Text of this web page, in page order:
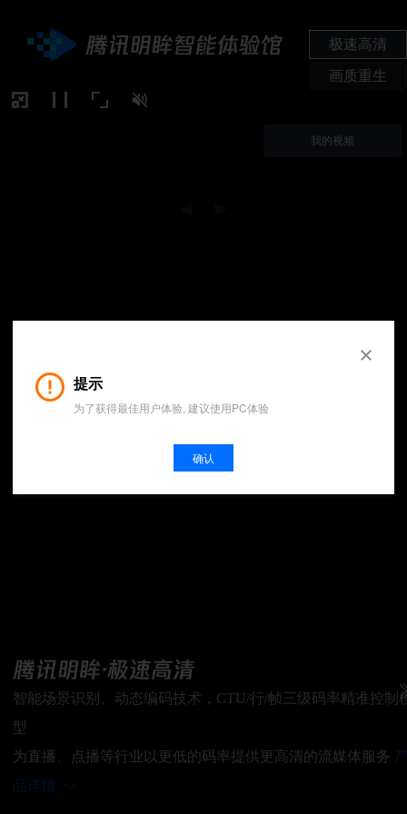
极速高清
画质重生
我的视频
腾讯明眸
智能场景识别、动态编码技术，CTU/行/帧三级码率精准控制
型
为直播、点播等行业以更低的码率提供更高清的流媒体服务
品详情 >>
提示
为了获得最佳用户体验, 建议使用PC体验
确认